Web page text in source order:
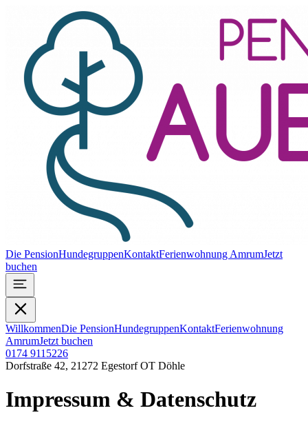
Die PensionHundegruppenKontaktFerienwohnung AmrumJetzt
buchen
WillkommenDie PensionHundegruppenKontaktFerienwohnung
AmrumJetzt buchen
0174 9115226
Dorfstraße 42, 21272 Egestorf OT Döhle
Impressum & Datenschutz